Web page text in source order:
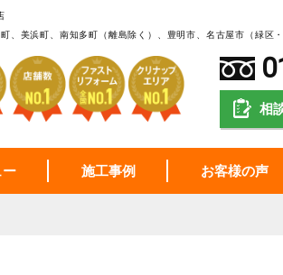
美浜町、南知多町（離島除く）、豊明市、名古屋市（緑区・
相
ー 施工事例 お客様の声